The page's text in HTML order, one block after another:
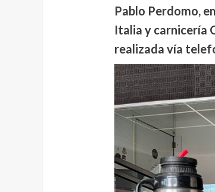
Pablo Perdomo,
Italia y carnicería
realizada vía